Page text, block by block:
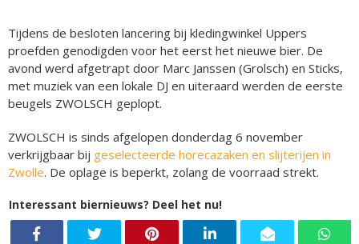
Tijdens de besloten lancering bij kledingwinkel Uppers
proefden genodigden voor het eerst het nieuwe bier. De
avond werd afgetrapt door Marc Janssen (Grolsch) en Sticks,
met muziek van een lokale DJ en uiteraard werden de eerste
beugels ZWOLSCH geplopt.
ZWOLSCH is sinds afgelopen donderdag 6 november
verkrijgbaar bij geselecteerde horecazaken en slijterijen in
Zwolle. De oplage is beperkt, zolang de voorraad strekt.
Interessant biernieuws? Deel het nu!